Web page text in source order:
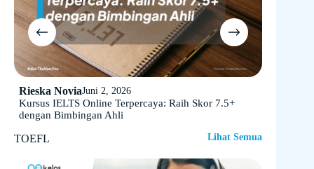
Rieska NoviaJuni 2, 2026
Kursus IELTS Online Terpercaya: Raih Skor 7.5+
dengan Bimbingan Ahli
TOEFL Lihat Semua